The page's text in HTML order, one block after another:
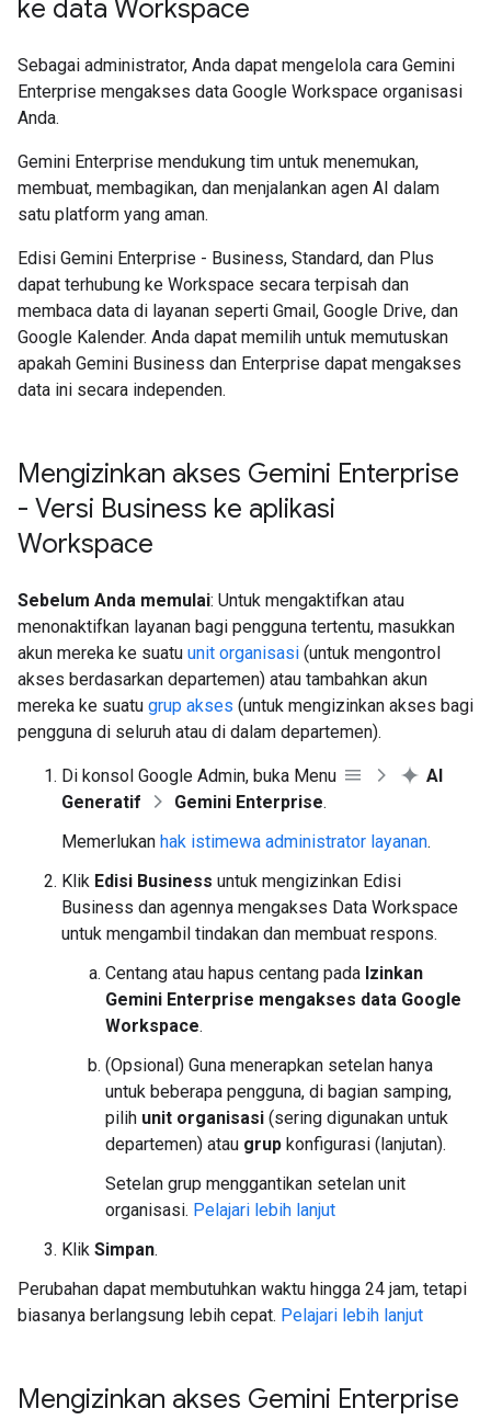
ke data Workspace
Sebagai administrator, Anda dapat mengelola cara Gemini
Enterprise mengakses data Google Workspace organisasi
Anda.
Gemini Enterprise mendukung tim untuk menemukan,
membuat, membagikan, dan menjalankan agen AI dalam
satu platform yang aman.
Edisi Gemini Enterprise - Business, Standard, dan Plus
dapat terhubung ke Workspace secara terpisah dan
membaca data di layanan seperti Gmail, Google Drive, dan
Google Kalender. Anda dapat memilih untuk memutuskan
apakah Gemini Business dan Enterprise dapat mengakses
data ini secara independen.
Mengizinkan akses Gemini Enterprise
- Versi Business ke aplikasi
Workspace
Sebelum Anda memulai: Untuk mengaktifkan atau
menonaktifkan layanan bagi pengguna tertentu, masukkan
akun mereka ke suatu unit organisasi (untuk mengontrol
akses berdasarkan departemen) atau tambahkan akun
mereka ke suatu grup akses (untuk mengizinkan akses bagi
pengguna di seluruh atau di dalam departemen).
Di konsol Google Admin, buka Menu
AI
Generatif
Gemini Enterprise.
Memerlukan hak istimewa administrator layanan.
Klik Edisi Business untuk mengizinkan Edisi
Business dan agennya mengakses Data Workspace
untuk mengambil tindakan dan membuat respons.
Centang atau hapus centang pada Izinkan
Gemini Enterprise mengakses data Google
Workspace.
(Opsional) Guna menerapkan setelan hanya
untuk beberapa pengguna, di bagian samping,
pilih unit organisasi (sering digunakan untuk
departemen) atau grup konfigurasi (lanjutan).
Setelan grup menggantikan setelan unit
organisasi. Pelajari lebih lanjut
Klik Simpan.
Perubahan dapat membutuhkan waktu hingga 24 jam, tetapi
biasanya berlangsung lebih cepat. Pelajari lebih lanjut
Mengizinkan akses Gemini Enterprise